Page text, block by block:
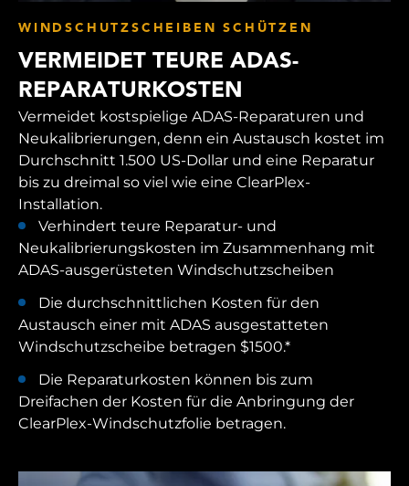
WINDSCHUTZSCHEIBEN SCHÜTZEN
VERMEIDET TEURE ADAS-
REPARATURKOSTEN
Vermeidet kostspielige ADAS-Reparaturen und
Neukalibrierungen, denn ein Austausch kostet im
Durchschnitt 1.500 US-Dollar und eine Reparatur
bis zu dreimal so viel wie eine ClearPlex-
Installation.
Verhindert teure Reparatur- und
Neukalibrierungskosten im Zusammenhang mit
ADAS-ausgerüsteten Windschutzscheiben
Die durchschnittlichen Kosten für den
Austausch einer mit ADAS ausgestatteten
Windschutzscheibe betragen $1500.*
Die Reparaturkosten können bis zum
Dreifachen der Kosten für die Anbringung der
ClearPlex-Windschutzfolie betragen.